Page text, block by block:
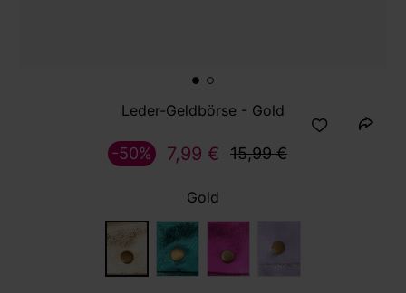
Leder-Geldbörse - Gold
7,99 € 15,99 €
-50%
Gold